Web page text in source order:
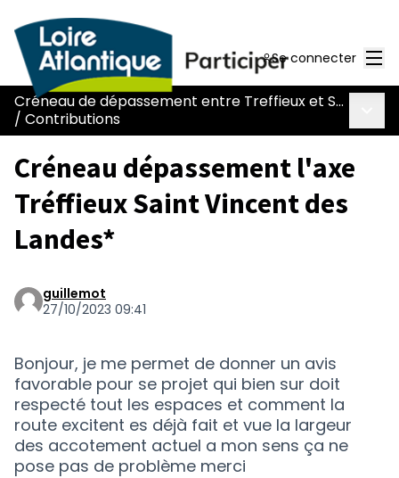
Se connecter
Créneau de dépassement entre Treffieux et Saint-Vincent-des-Landes
/ Contributions
Créneau dépassement l'axe
Tréffieux Saint Vincent des
Landes*
guillemot
27/10/2023 09:41
Bonjour, je me permet de donner un avis
favorable pour se projet qui bien sur doit
respecté tout les espaces et comment la
route excitent es déjà fait et vue la largeur
des accotement actuel a mon sens ça ne
pose pas de problème merci